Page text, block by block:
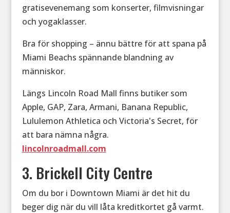
gratisevenemang som konserter, filmvisningar
och yogaklasser.
Bra för shopping – ännu bättre för att spana på
Miami Beachs spännande blandning av
människor.
Längs Lincoln Road Mall finns butiker som
Apple, GAP, Zara, Armani, Banana Republic,
Lululemon Athletica och Victoria's Secret, för
att bara nämna några.
lincolnroadmall.com
3. Brickell City Centre
Om du bor i Downtown Miami är det hit du
beger dig när du vill låta kreditkortet gå varmt.